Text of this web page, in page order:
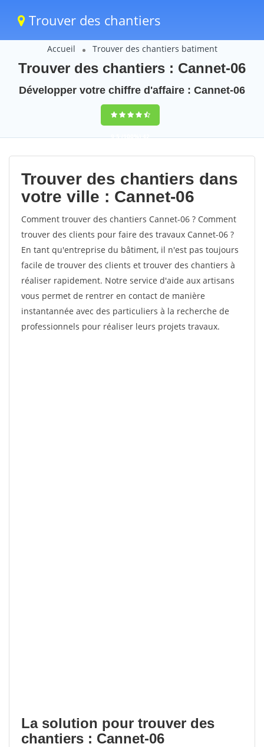
Trouver des chantiers
Accueil Trouver des chantiers batiment
Trouver des chantiers : Cannet-06
Développer votre chiffre d'affaire : Cannet-06
9,5(100%)42
votes
Trouver des chantiers dans
votre ville : Cannet-06
Comment trouver des chantiers Cannet-06 ? Comment
trouver des clients pour faire des travaux Cannet-06 ?
En tant qu'entreprise du bâtiment, il n'est pas toujours
facile de trouver des clients et trouver des chantiers à
réaliser rapidement. Notre service d'aide aux artisans
vous permet de rentrer en contact de manière
instantannée avec des particuliers à la recherche de
professionnels pour réaliser leurs projets travaux.
La solution pour trouver des
chantiers : Cannet-06